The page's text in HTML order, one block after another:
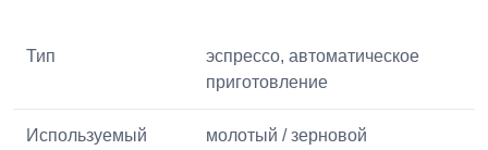
Тип
эспрессо, автоматическое
приготовление
Используемый
молотый / зерновой